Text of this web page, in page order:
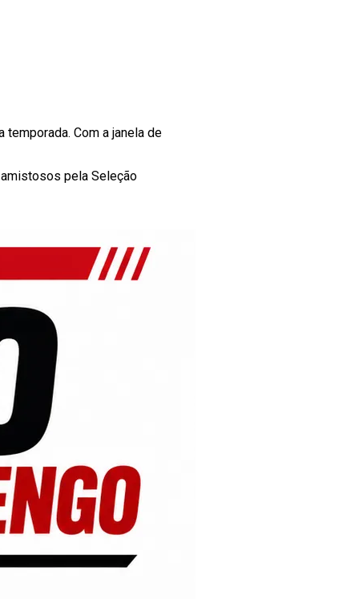
Com a janela de
pela Seleção